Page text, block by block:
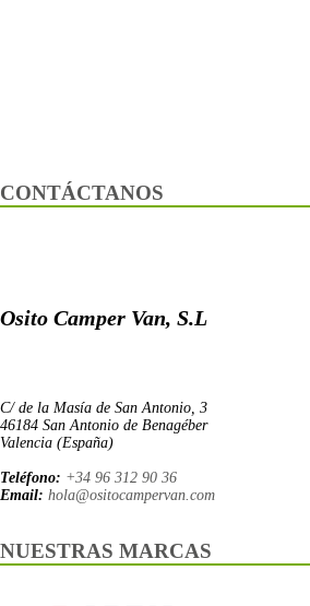
CONTÁCTANOS
Osito Camper Van, S.L
C/ de la Masía de San Antonio, 3
46184 San Antonio de Benagéber
Valencia (España)
Teléfono: +34 96 312 90 36
Email: hola@ositocampervan.com
NUESTRAS MARCAS